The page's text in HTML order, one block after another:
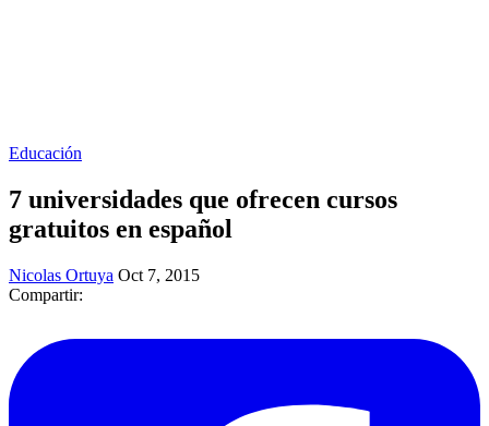
Educación
​7 universidades que ofrecen cursos
gratuitos en español
Nicolas Ortuya Oct 7, 2015
Compartir: